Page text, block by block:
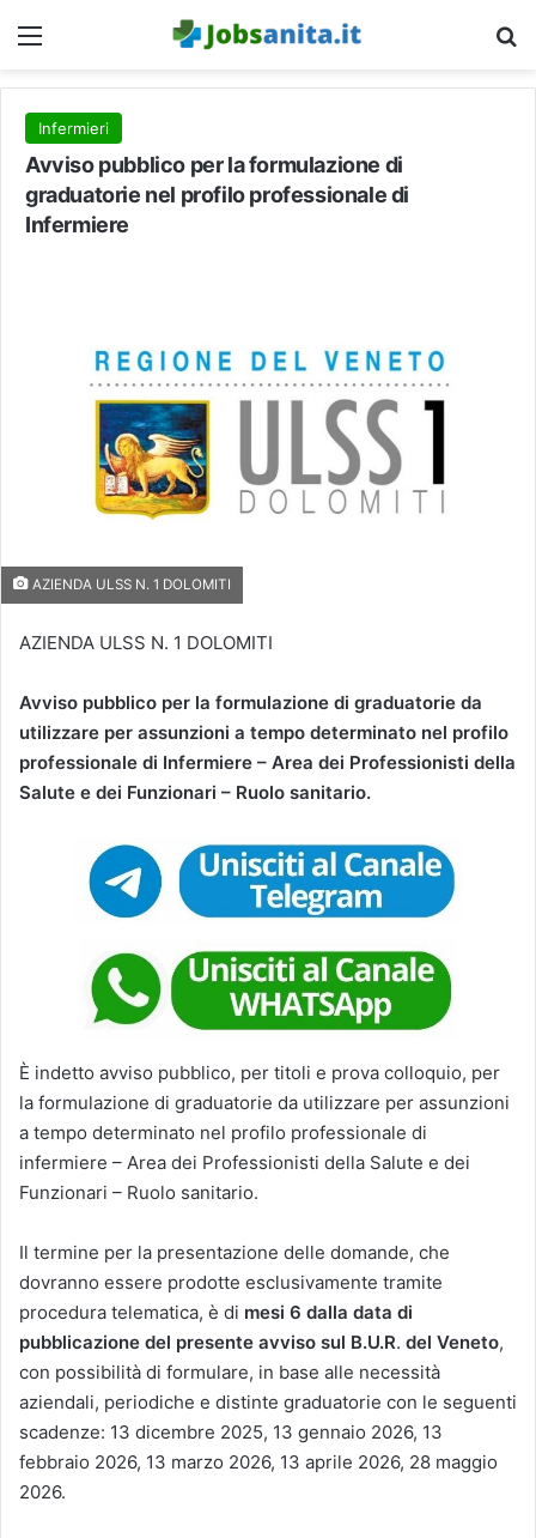
Menu
Infermieri
Avviso pubblico per la formulazione di
graduatorie nel profilo professionale di
Infermiere
AZIENDA ULSS N. 1 DOLOMITI
AZIENDA ULSS N. 1 DOLOMITI
Avviso pubblico per la formulazione di graduatorie da
utilizzare per assunzioni a tempo determinato nel profilo
professionale di Infermiere – Area dei Professionisti della
Salute e dei Funzionari – Ruolo sanitario.
È indetto avviso pubblico, per titoli e prova colloquio, per
la formulazione di graduatorie da utilizzare per assunzioni
a tempo determinato nel profilo professionale di
infermiere – Area dei Professionisti della Salute e dei
Funzionari – Ruolo sanitario.
Il termine per la presentazione delle domande, che
dovranno essere prodotte esclusivamente tramite
procedura telematica, è di mesi 6 dalla data di
pubblicazione del presente avviso sul B.U.R. del Veneto,
con possibilità di formulare, in base alle necessità
aziendali, periodiche e distinte graduatorie con le seguenti
scadenze: 13 dicembre 2025, 13 gennaio 2026, 13
febbraio 2026, 13 marzo 2026, 13 aprile 2026, 28 maggio
2026.